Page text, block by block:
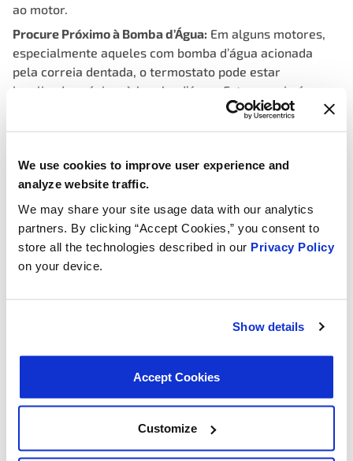
We use cookies to improve user experience and
analyze website traffic.
We may share your site usage data with our analytics
partners. By clicking “Accept Cookies,” you consent to
store all the technologies described in our Privacy Policy
on your device.
Show details
Accept Cookies
Customize
ao motor.
Procure Próximo à Bomba d’Água: Em alguns motores,
especialmente aqueles com bomba d’água acionada
pela correia dentada, o termostato pode estar
localizado próximo à bomba d’água. Este arranjo é
menos comum, mas vale a pena verificar se você não o
manual do proprietário do seu veículo para obter
informações específicas sobre a localização do
termostato. Os fabricantes geralmente fornecem
diagramas e instruções que facilitam a identificação de
sua posição exata.
Consulte Recursos Online:
instruções passo a passo para encontrar e substituir o
Conhecer a localização do termostato do seu carro é